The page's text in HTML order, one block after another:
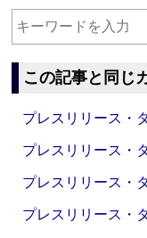
この記事と同じ
プレスリリース・
プレスリリース・
プレスリリース・
プレスリリース・